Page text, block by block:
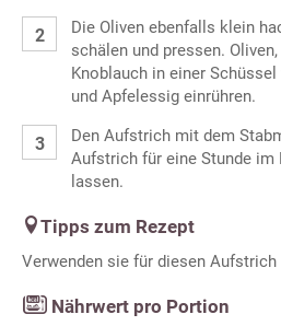
Die Oliven ebenfalls klein
schälen und pressen.
Knoblauch in einer Schüssel
und Apfelessig einrühren.
Den Aufstrich mit dem
Aufstrich für eine Stunde im
lassen.
Tipps zum Rezept
Verwenden sie für diesen Aufstrich
Nährwert pro Portion